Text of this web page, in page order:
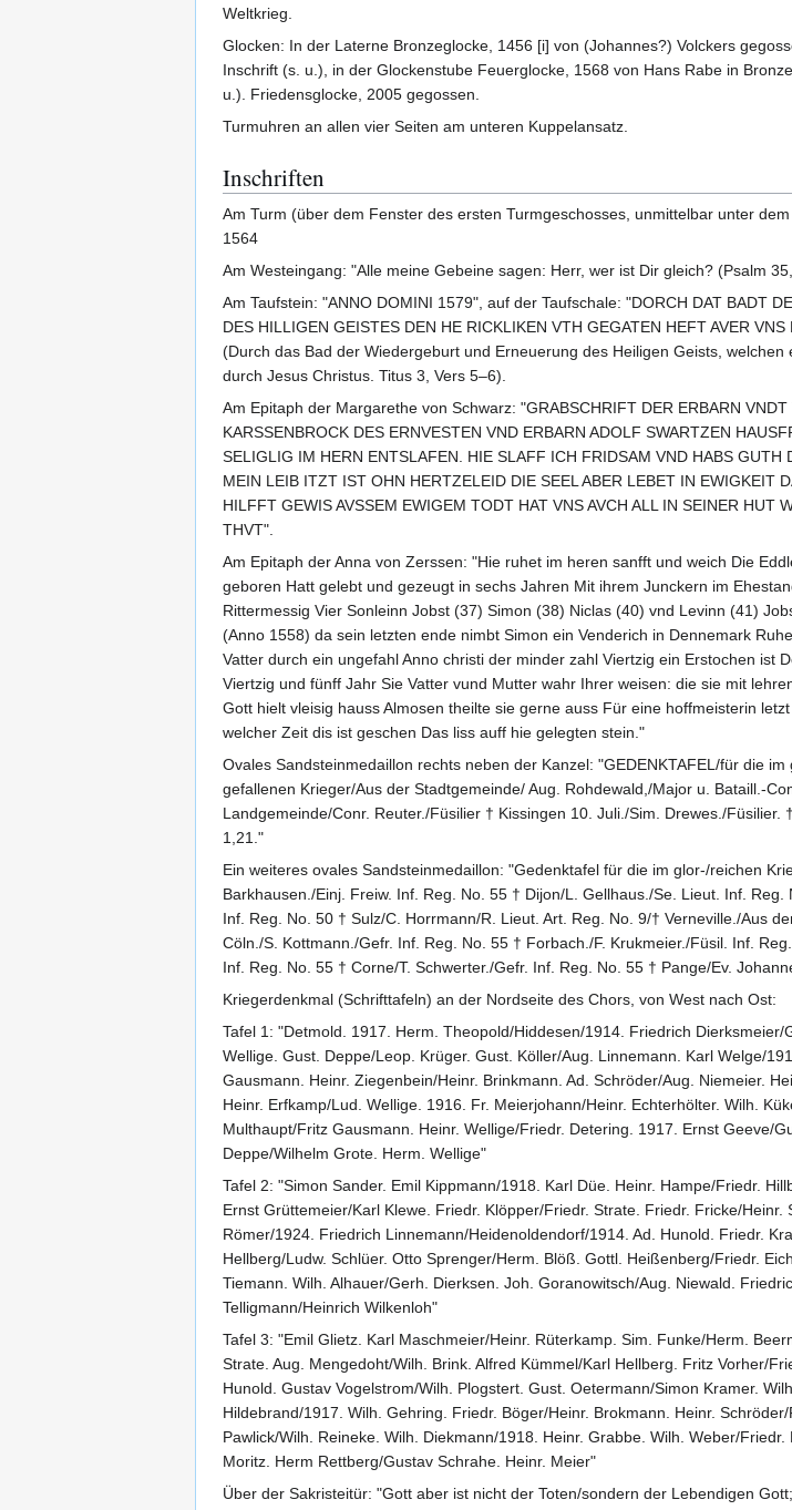
Weltkrieg.
Glocken: In der Laterne Bronzeglocke, 1456 [i] von (Johannes?) Volckers
Inschrift (s. u.), in der Glockenstube Feuerglocke, 1568 von Hans Rabe in
u.). Friedensglocke, 2005 gegossen.
Turmuhren an allen vier Seiten am unteren Kuppelansatz.
Inschriften
Am Turm (über dem Fenster des ersten Turmgeschosses, unmittelbar unter
1564
Am Westeingang: "Alle meine Gebeine sagen: Herr, wer ist Dir gleich? (Psalm
Am Taufstein: "ANNO DOMINI 1579", auf der Taufschale: "DORCH DAT BADT
DES HILLIGEN GEISTES DEN HE RICKLIKEN VTH GEGATEN HEFT AVER
(Durch das Bad der Wiedergeburt und Erneuerung des Heiligen Geists,
durch Jesus Christus. Titus 3, Vers 5–6).
Am Epitaph der Margarethe von Schwarz: "GRABSCHRIFT DER ERBARN
KARSSENBROCK DES ERNVESTEN VND ERBARN ADOLF SWARTZEN
SELIGLIG IM HERN ENTSLAFEN. HIE SLAFF ICH FRIDSAM VND HABS GUTH
MEIN LEIB ITZT IST OHN HERTZELEID DIE SEEL ABER LEBET IN EWIGKEIT
HILFFT GEWIS AVSSEM EWIGEM TODT HAT VNS AVCH ALL IN SEINER HUT
THVT".
Am Epitaph der Anna von Zerssen: "Hie ruhet im heren sanfft und weich Die
geboren Hatt gelebt und gezeugt in sechs Jahren Mit ihrem Junckern im
Rittermessig Vier Sonleinn Jobst (37) Simon (38) Niclas (40) vnd Levinn (41)
(Anno 1558) da sein letzten ende nimbt Simon ein Venderich in Dennemark
Vatter durch ein ungefahl Anno christi der minder zahl Viertzig ein Erstochen ist
Viertzig und fünff Jahr Sie Vatter vund Mutter wahr Ihrer weisen: die sie mit
Gott hielt vleisig hauss Almosen theilte sie gerne auss Für eine hoffmeisterin
welcher Zeit dis ist geschen Das liss auff hie gelegten stein."
Ovales Sandsteinmedaillon rechts neben der Kanzel: "GEDENKTAFEL/für die
gefallenen Krieger/Aus der Stadtgemeinde/ Aug. Rohdewald,/Major u. Bataill.-
Landgemeinde/Conr. Reuter./Füsilier † Kissingen 10. Juli./Sim. Drewes./Füsilier.
1,21."
Ein weiteres ovales Sandsteinmedaillon: "Gedenktafel für die im glor-/reichen
Barkhausen./Einj. Freiw. Inf. Reg. No. 55 † Dijon/L. Gellhaus./Se. Lieut. Inf.
Inf. Reg. No. 50 † Sulz/C. Horrmann/R. Lieut. Art. Reg. No. 9/† Verneville./Aus
Cöln./S. Kottmann./Gefr. Inf. Reg. No. 55 † Forbach./F. Krukmeier./Füsil. Inf.
Inf. Reg. No. 55 † Corne/T. Schwerter./Gefr. Inf. Reg. No. 55 † Pange/Ev.
Kriegerdenkmal (Schrifttafeln) an der Nordseite des Chors, von West nach Ost:
Tafel 1: "Detmold. 1917. Herm. Theopold/Hiddesen/1914. Friedrich
Wellige. Gust. Deppe/Leop. Krüger. Gust. Köller/Aug. Linnemann. Karl Welge/
Gausmann. Heinr. Ziegenbein/Heinr. Brinkmann. Ad. Schröder/Aug. Niemeier.
Heinr. Erfkamp/Lud. Wellige. 1916. Fr. Meierjohann/Heinr. Echterhölter. Wilh.
Multhaupt/Fritz Gausmann. Heinr. Wellige/Friedr. Detering. 1917. Ernst Geeve/
Deppe/Wilhelm Grote. Herm. Wellige"
Tafel 2: "Simon Sander. Emil Kippmann/1918. Karl Düe. Heinr. Hampe/Friedr.
Ernst Grüttemeier/Karl Klewe. Friedr. Klöpper/Friedr. Strate. Friedr. Fricke/
Römer/1924. Friedrich Linnemann/Heidenoldendorf/1914. Ad. Hunold. Friedr.
Hellberg/Ludw. Schlüer. Otto Sprenger/Herm. Blöß. Gottl. Heißenberg/Friedr.
Tiemann. Wilh. Alhauer/Gerh. Dierksen. Joh. Goranowitsch/Aug. Niewald.
Telligmann/Heinrich Wilkenloh"
Tafel 3: "Emil Glietz. Karl Maschmeier/Heinr. Rüterkamp. Sim. Funke/Herm.
Strate. Aug. Mengedoht/Wilh. Brink. Alfred Kümmel/Karl Hellberg. Fritz Vorher/
Hunold. Gustav Vogelstrom/Wilh. Plogstert. Gust. Oetermann/Simon Kramer.
Hildebrand/1917. Wilh. Gehring. Friedr. Böger/Heinr. Brokmann. Heinr.
Pawlick/Wilh. Reineke. Wilh. Diekmann/1918. Heinr. Grabbe. Wilh. Weber/
Moritz. Herm Rettberg/Gustav Schrahe. Heinr. Meier"
Über der Sakristeitür: "Gott aber ist nicht der Toten/sondern der Lebendigen